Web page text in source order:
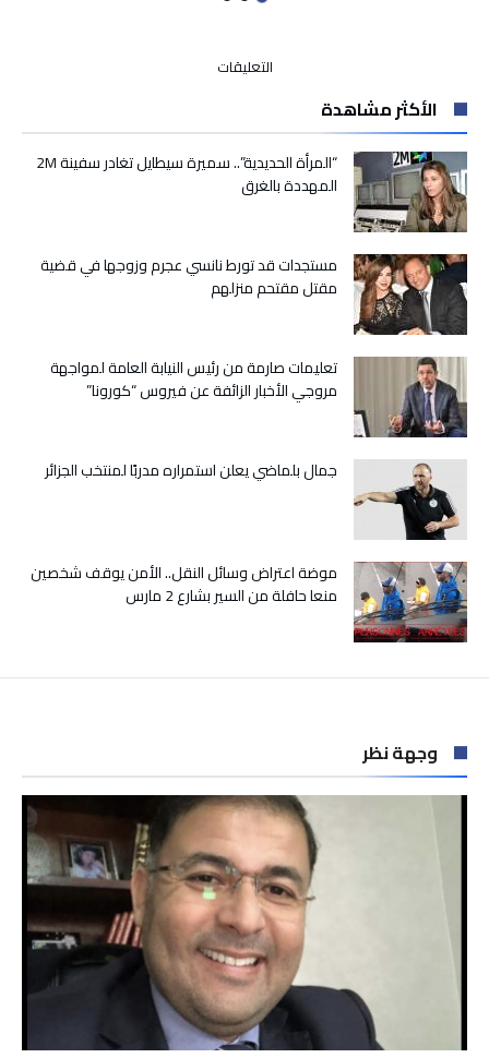
التعليقات
التي
أطلقها
الملك
تحسين
ظروف
الصيد
البحري
الأكثر مشاهدة
“المرأة الحديدية”.. سميرة سيطايل تغادر سفينة 2M
المهددة بالغرق
مستجدات قد تورط نانسي عجرم وزوجها في قضية
مقتل مقتحم منزلهم
تعليمات صارمة من رئيس النيابة العامة لمواجهة
مروجي الأخبار الزائفة عن فيروس “كورونا”
جمال بلماضي يعلن استمراره مدربًا لمنتخب الجزائر
موضة اعتراض وسائل النقل.. الأمن يوقف شخصين
منعا حافلة من السير بشارع 2 مارس
وجهة نظر